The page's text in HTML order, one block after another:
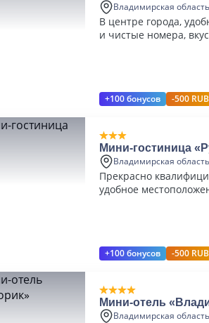
Владимирская
В центре города,
и чистые номера,
+100 бонусов -500 RUB
Мини-гостиница
Владимирская
Прекрасно
удобное
+100 бонусов -500 RUB
Мини-отель
Владимирская